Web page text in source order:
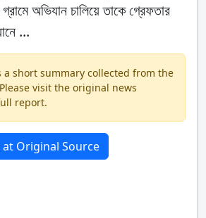
অভিযান চালিয়ে তাকে গ্রেফতার
...
a short summary collected from the
visit the original news
report.
at Original Source